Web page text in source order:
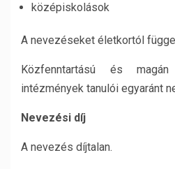
középiskolások
A nevezéseket életkortól
Közfenntartású és
intézmények tanulói egyaránt
Nevezési díj
A nevezés díjtalan.